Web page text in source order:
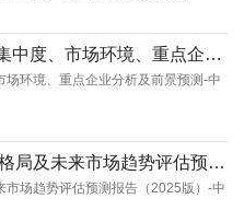
2025-2031年中国换气扇行业集中度、市场环境、重点企业分析及前景预测-中金企信发布
环境、重点企业分析及前景预测-中
全球及中国新型显示市场竞争格局及未来市场趋势评估预测报告（2025版）-中金企信发布
场趋势评估预测报告（2025版）-中